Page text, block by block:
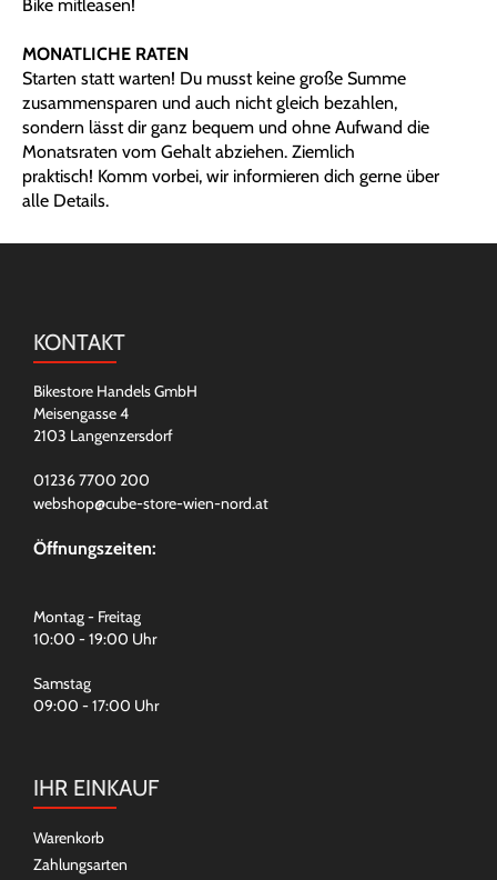
Bike mitleasen!
MONATLICHE RATEN
Starten statt warten! Du musst keine große Summe
zusammensparen und auch nicht gleich bezahlen,
sondern lässt dir ganz bequem und ohne Aufwand die
Monatsraten vom Gehalt abziehen. Ziemlich
praktisch! Komm vorbei, wir informieren dich gerne über
alle Details.
KONTAKT
Bikestore Handels GmbH
Meisengasse 4
2103 Langenzersdorf
01236 7700 200
webshop@cube-store-wien-nord.at
Öffnungszeiten:
Montag - Freitag
10:00 - 19:00 Uhr
Samstag
09:00 - 17:00 Uhr
IHR EINKAUF
Warenkorb
Zahlungsarten